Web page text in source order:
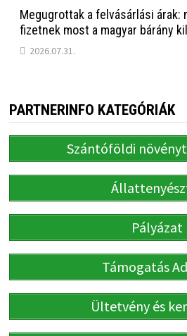
Megugrottak a felvásárlási árak:
fizetnek most a magyar bárány
2026.07.31.
PARTNERINFO KATEGÓRIÁK
Szántóföldi
Pályázat
Támogatás
Ültetvény és